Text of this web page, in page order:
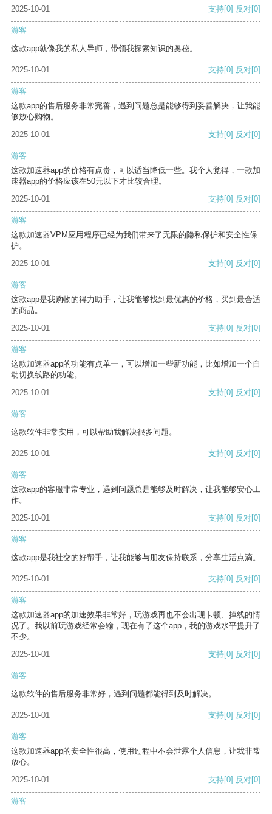
2025-10-01 支持[0] 反对[0]
游客
这款app就像我的私人导师，带领我探索知识的奥秘。
2025-10-01 支持[0] 反对[0]
游客
这款app的售后服务非常完善，遇到问题总是能够得到妥善解决，让我能
够放心购物。
2025-10-01
支持[0] 反对[0]
游客
这款加速器app的价格有点贵，可以适当降低一些。我个人觉得，一款加
速器app的价格应该在50元以下才比较合理。
2025-10-01
支持[0] 反对[0]
游客
这款加速器VPM应用程序已经为我们带来了无限的隐私保护和安全性保
护。
2025-10-01
支持[0] 反对[0]
游客
这款app是我购物的得力助手，让我能够找到最优惠的价格，买到最合适
的商品。
2025-10-01
支持[0] 反对[0]
游客
这款加速器app的功能有点单一，可以增加一些新功能，比如增加一个自
动切换线路的功能。
2025-10-01
支持[0] 反对[0]
游客
这款软件非常实用，可以帮助我解决很多问题。
2025-10-01 支持[0] 反对[0]
游客
这款app的客服非常专业，遇到问题总是能够及时解决，让我能够安心工
作。
2025-10-01
支持[0] 反对[0]
游客
这款app是我社交的好帮手，让我能够与朋友保持联系，分享生活点滴。
2025-10-01 支持[0] 反对[0]
游客
这款加速器app的加速效果非常好，玩游戏再也不会出现卡顿、掉线的情
况了。我以前玩游戏经常会输，现在有了这个app，我的游戏水平提升了
不少。
2025-10-01
支持[0] 反对[0]
游客
这款软件的售后服务非常好，遇到问题都能得到及时解决。
2025-10-01 支持[0] 反对[0]
游客
这款加速器app的安全性很高，使用过程中不会泄露个人信息，让我非常
放心。
2025-10-01
支持[0] 反对[0]
游客